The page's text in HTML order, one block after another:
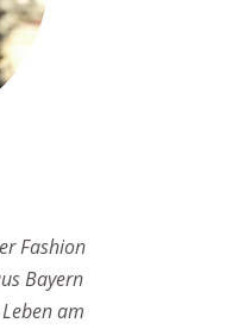
Fashion
Bayern
am